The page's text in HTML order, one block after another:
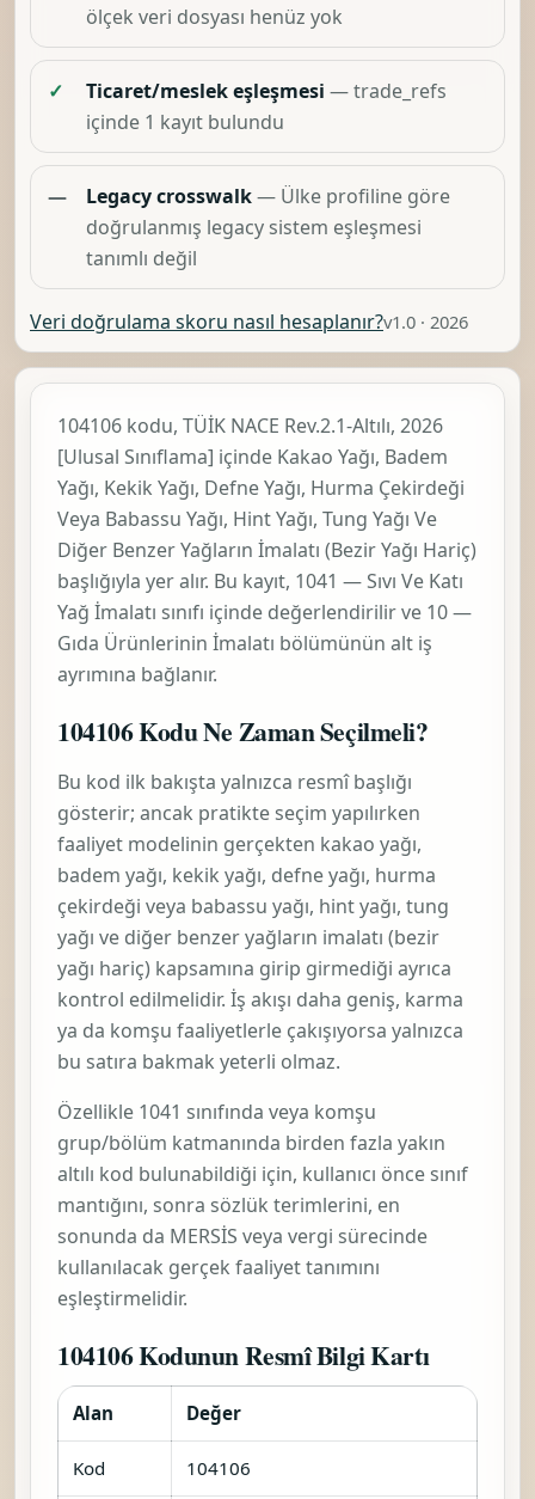
ölçek veri dosyası henüz yok
✓ Ticaret/meslek eşleşmesi — trade_refs
içinde 1 kayıt bulundu
— Legacy crosswalk— Ülke profiline göre
doğrulanmış legacy sistem eşleşmesi
tanımlı değil
Veri doğrulama skoru nasıl hesaplanır?v1.0 · 2026
104106 kodu, TÜİK NACE Rev.2.1-Altılı, 2026
[Ulusal Sınıflama] içinde Kakao Yağı, Badem
Yağı, Kekik Yağı, Defne Yağı, Hurma Çekirdeği
Veya Babassu Yağı, Hint Yağı, Tung Yağı Ve
Diğer Benzer Yağların İmalatı (Bezir Yağı Hariç)
başlığıyla yer alır. Bu kayıt, 1041 — Sıvı Ve Katı
Yağ İmalatı sınıfı içinde değerlendirilir ve 10 —
Gıda Ürünlerinin İmalatı bölümünün alt iş
ayrımına bağlanır.
104106 Kodu Ne Zaman Seçilmeli?
Bu kod ilk bakışta yalnızca resmî başlığı
gösterir; ancak pratikte seçim yapılırken
faaliyet modelinin gerçekten kakao yağı,
badem yağı, kekik yağı, defne yağı, hurma
çekirdeği veya babassu yağı, hint yağı, tung
yağı ve diğer benzer yağların imalatı (bezir
yağı hariç) kapsamına girip girmediği ayrıca
kontrol edilmelidir. İş akışı daha geniş, karma
ya da komşu faaliyetlerle çakışıyorsa yalnızca
bu satıra bakmak yeterli olmaz.
Özellikle 1041 sınıfında veya komşu
grup/bölüm katmanında birden fazla yakın
altılı kod bulunabildiği için, kullanıcı önce sınıf
mantığını, sonra sözlük terimlerini, en
sonunda da MERSİS veya vergi sürecinde
kullanılacak gerçek faaliyet tanımını
eşleştirmelidir.
104106 Kodunun Resmî Bilgi Kartı
Alan Değer
Kod 104106